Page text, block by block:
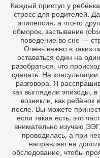
Каждый приступ у
стресс для родителей.
эпилепсия, а что-то
обморок, застывание
поведение во сне —
Очень важно в таких
оставаться один на
разобраться, что
сделать. На
разговора. Я
как выглядели эпизоды, в
возникли, как ребёнок
после. Вы можете
если такая есть, это
внимательно изучаю
проводилась, а при
направляю на
обследование, чтобы